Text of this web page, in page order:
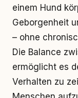
einem Hund
Geborgenheit
– ohne
Die Balance
ermöglicht es
Verhalten zu